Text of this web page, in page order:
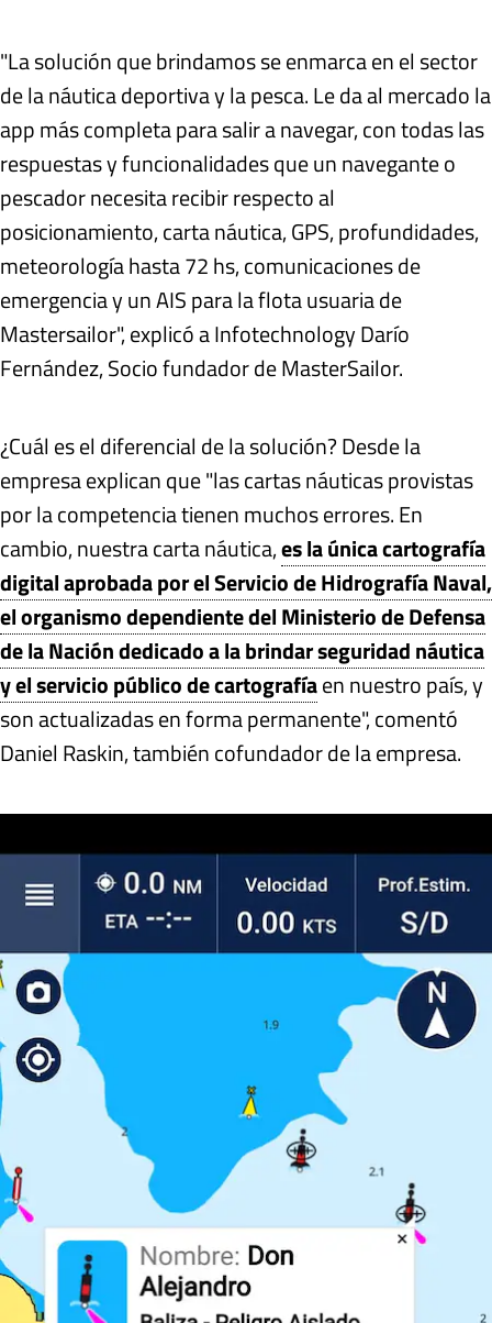
"La solución que brindamos se enmarca en el sector
de la náutica deportiva y la pesca. Le da al mercado la
app más completa para salir a navegar, con todas las
respuestas y funcionalidades que un navegante o
pescador necesita recibir respecto al
posicionamiento, carta náutica, GPS, profundidades,
meteorología hasta 72 hs, comunicaciones de
emergencia y un AIS para la flota usuaria de
Mastersailor", explicó a Infotechnology Darío
Fernández, Socio fundador de MasterSailor.
¿Cuál es el diferencial de la solución? Desde la
empresa explican que "las cartas náuticas provistas
por la competencia tienen muchos errores. En
cambio, nuestra carta náutica,es la única cartografía
digital aprobada por el Servicio de Hidrografía Naval,
el organismo dependiente del Ministerio de Defensa
de la Nación dedicado a la brindar seguridad náutica
y el servicio público de cartografíaen nuestro país, y
son actualizadas en forma permanente", comentó
Daniel Raskin, también cofundador de la empresa.